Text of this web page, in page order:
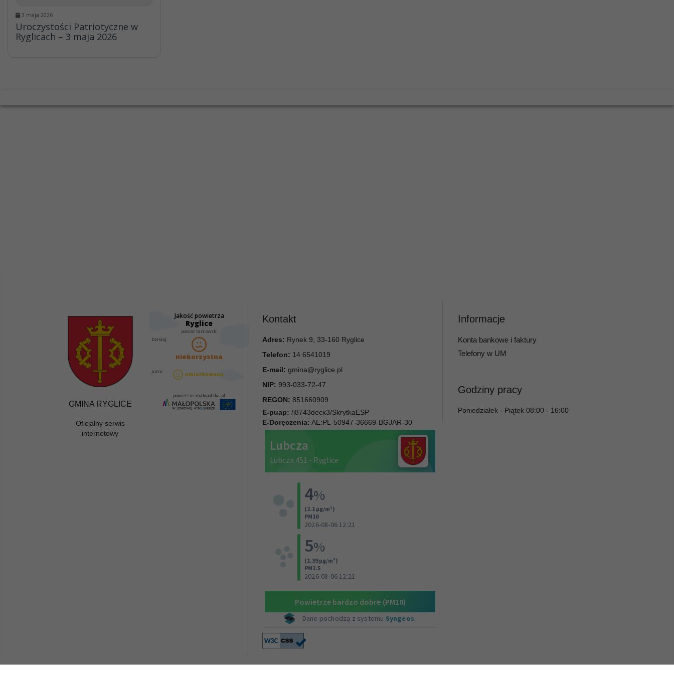
3 maja 2026
Uroczystości Patriotyczne w
Ryglicach – 3 maja 2026
GMINA RYGLICE
Oficjalny serwis
internetowy
Kontakt
Adres: Rynek 9, 33-160 Ryglice
Telefon: 14 6541019
E-mail: gmina@ryglice.pl
NIP: 993-033-72-47
REGON: 851660909
E-puap: /i8743decx3/SkrytkaESP
E-Doręczenia: AE:PL-50947-36669-BGJAR-30
Informacje
Konta bankowe i faktury
Telefony w UM
Godziny pracy
Poniedziałek - Piątek 08:00 - 16:00